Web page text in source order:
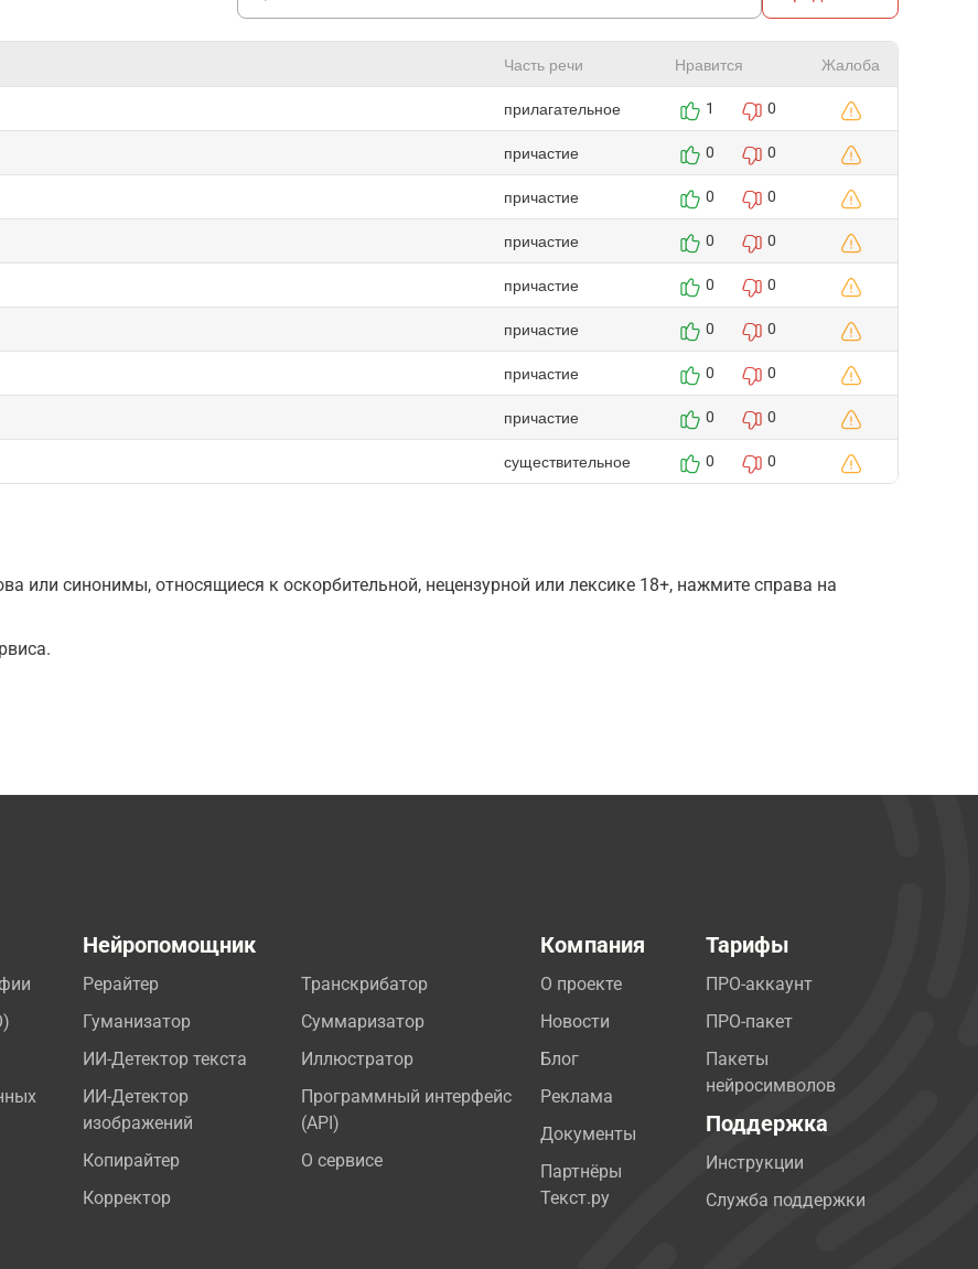
Часть речи Нравится Жалоба
прилагательное 1 0
причастие 0 0
причастие 0 0
причастие 0 0
причастие 0 0
причастие 0 0
причастие 0 0
причастие 0 0
существительное 0 0
или синонимы, относящиеся к оскорбительной, нецензурной или лексике 18+, нажмите справа на
Нейропомощник
Рерайтер
Гуманизатор
ИИ-Детектор текста
ИИ-Детектор
изображений
Копирайтер
Корректор
Транскрибатор
Суммаризатор
Иллюстратор
Программный интерфейс
(API)
О сервисе
Компания
О проекте
Новости
Блог
Реклама
Документы
Партнёры
Текст.ру
Тарифы
ПРО-аккаунт
ПРО-пакет
Пакеты
нейросимволов
Поддержка
Инструкции
Служба поддержки